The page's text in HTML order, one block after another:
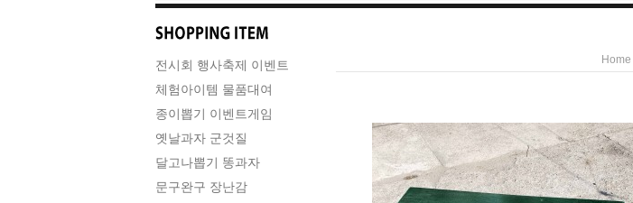
전시회 행사축제 이벤트
체험아이템 물품대여
종이뽑기 이벤트게임
옛날과자 군것질
달고나뽑기 똥과자
문구완구 장난감
Home